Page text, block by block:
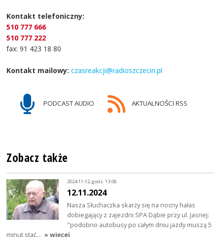
Kontakt telefoniczny:
510 777 666
510 777 222
fax: 91 423 18 80
Kontakt mailowy: czasreakcji@radioszczecin.pl
PODCAST AUDIO AKTUALNOŚCI RSS
Zobacz także
2024-11-12, godz. 13:08
12.11.2024
Nasza Słuchaczka skarży się na nocny hałas
dobiegający z zajezdni SPA Dąbie przy ul. Jasnej:
"podobno autobusy po całym dniu jazdy muszą 5
minut stać… » więcej